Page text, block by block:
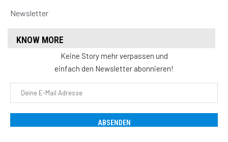
Newsletter
KNOW MORE
Keine Story mehr verpassen und
einfach den Newsletter abonnieren!